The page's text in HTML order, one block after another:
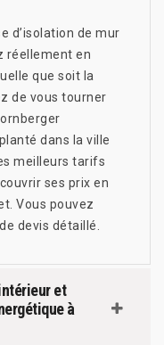
d’isolation de mur
réellement en
que soit la
de vous tourner
dans la ville
meilleurs tarifs
ses prix en
Vous pouvez
devis détaillé.
et
à